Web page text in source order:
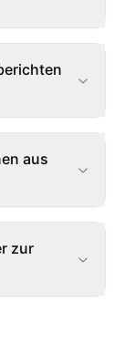
aus
zur